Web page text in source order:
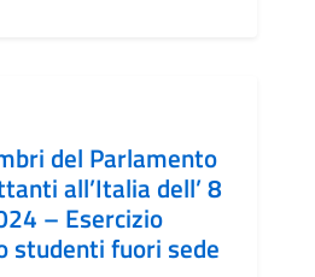
del Parlamento
all’Italia dell’ 8
– Esercizio
studenti fuori sede